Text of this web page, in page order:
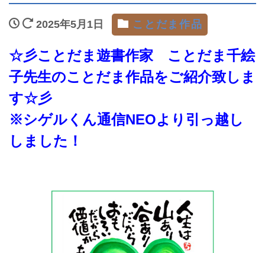
2025年5月1日 ことだま作品
☆彡ことだま遊書作家 ことだま千絵
子先生のことだま作品をご紹介致しま
す☆彡
※シゲルくん通信NEOより引っ越し
しました！